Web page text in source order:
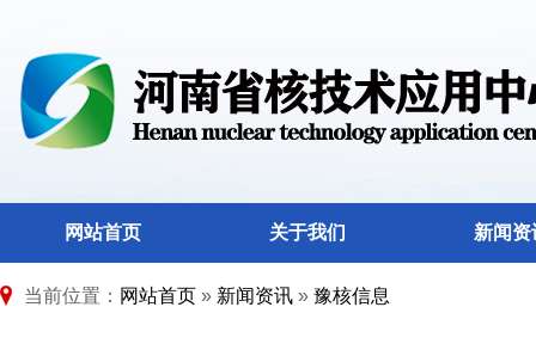
网站首页 关于我们 新闻资
当前位置： 网站首页 » 新闻资讯 » 豫核信息